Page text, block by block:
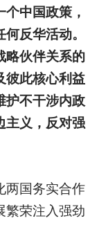
中国政策，
反华活动。
略伙伴关系的
彼此核心利益
护不干涉内政
主义，反对强
两国务实合作
繁荣注入强劲